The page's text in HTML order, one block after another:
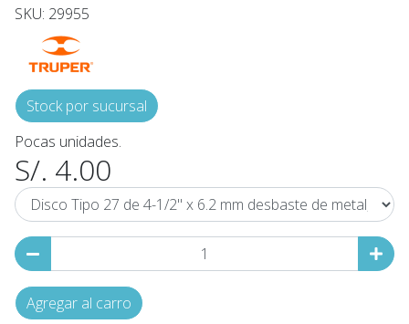
SKU: 29955
Stock por sucursal
Pocas unidades.
S/. 4.00
Agregar al carro